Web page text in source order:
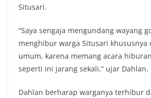
Situsari.
“Saya sengaja mengundang wayang
menghibur warga Situsari khususnya
umum, karena memang acara
seperti ini jarang sekali,” ujar Dahlan.
Dahlan berharap warganya terhibur